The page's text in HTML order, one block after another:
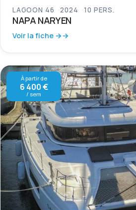
LAGOON 46 2024 10 PERS.
NAPA NARYEN
Voir la fiche →
À partir de
6 400 €
/ sem